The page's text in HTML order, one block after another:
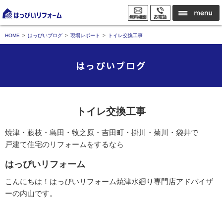
HOME はっぴいブログ 現場レポート トイレ交換工事
はっぴいブログ
トイレ交換工事
焼津・藤枝・島田・牧之原・吉田町・掛川・菊川・袋井で
戸建て住宅のリフォームをするなら
はっぴいリフォーム
こんにちは！はっぴいリフォーム焼津水廻り専門店アドバイザ
ーの内山です。